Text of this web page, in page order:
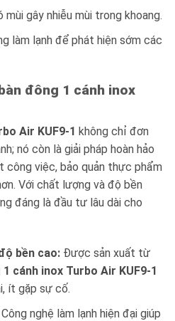
gây nhiễu mùi trong khoang.
làm lạnh để phát hiện sớm các
đông 1 cánh inox
Air KUF9-1 không chỉ đơn
nó còn là giải pháp hoàn hảo
công việc, bảo quản thực phẩm
Với chất lượng và độ bền
đáng là đầu tư lâu dài cho
bền cao:Được sản xuất từ
1 cánh inox Turbo Air KUF9-1
ít gặp sự cố.
nghệ làm lạnh hiện đại giúp